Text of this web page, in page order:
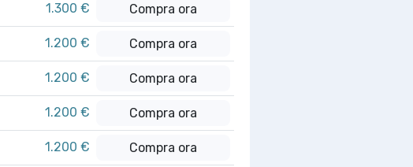
1.300 € Compra ora
1.200 € Compra ora
1.200 € Compra ora
1.200 € Compra ora
1.200 € Compra ora